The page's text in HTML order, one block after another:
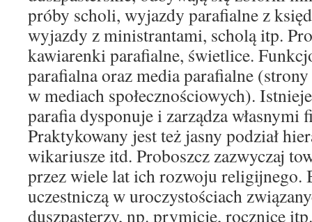
próby scholi, wyjazdy parafialne z
wyjazdy z ministrantami, scholą itp.
kawiarenki parafialne, świetlice.
parafialna oraz media parafialne
w mediach społecznościowych).
parafia dysponuje i zarządza własnymi
Praktykowany jest też jasny podział
wikariusze itd. Proboszcz zazwyczaj
przez wiele lat ich rozwoju religijnego.
uczestniczą w uroczystościach
duszpasterzy, np. prymicje, rocznice